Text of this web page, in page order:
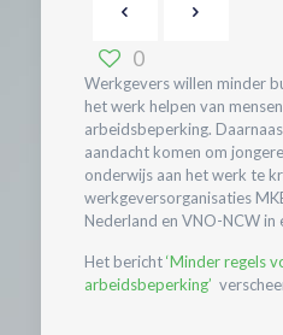
0
Werkgevers willen minder
het werk helpen van
arbeidsbeperking.
aandacht komen om
onderwijs aan het werk te
werkgeversorganisaties
Nederland en VNO-NCW in
Het bericht‘Minder regels
arbeidsbeperking’